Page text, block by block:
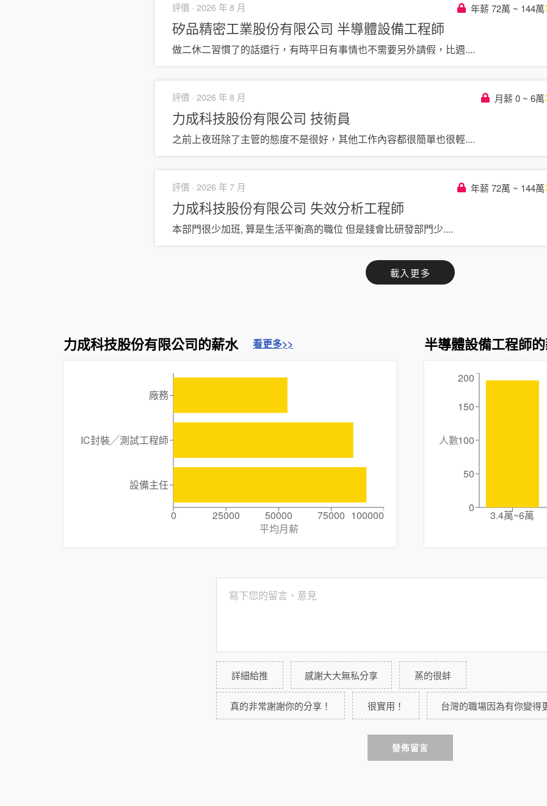
評價 · 2026 年 8 月 年薪 72萬 ~ 144萬
矽品精密工業股份有限公司 半導體設備工程師
做二休二習慣了的話還行，有時平日有事情也不需要另外請假，比週....
評價 · 2026 年 8 月 月薪 0 ~ 6萬
力成科技股份有限公司 技術員
之前上夜班除了主管的態度不是很好，其他工作內容都很簡單也很輕....
評價 · 2026 年 7 月 年薪 72萬 ~ 144萬
力成科技股份有限公司 失效分析工程師
本部門很少加班, 算是生活平衡高的職位 但是錢會比研發部門少....
載入更多
力成科技股份有限公司的薪水 看更多>>
0 25000 50000 75000 100000
平均月薪
廠務
IC封裝╱測試工程師
設備主任
半導體設備工程師
3.4萬~6萬
0
50
100
150
200
人數
詳細給推 感謝大大無私分享 蒸的很蚌
真的非常謝謝你的分享！ 很實用！ 台灣的職場因為有你變得
發佈留言